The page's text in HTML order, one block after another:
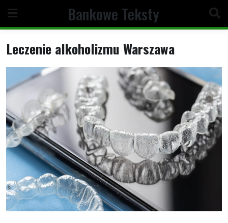
content
Bankowe Teksty
Leczenie alkoholizmu Warszawa